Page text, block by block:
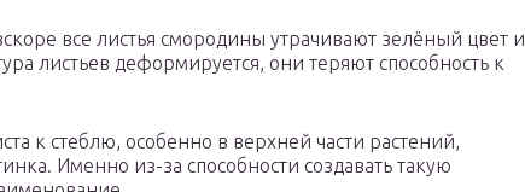
все листья смородины утрачивают зелёный цвет и
листьев деформируется, они теряют способность к
к стеблю, особенно в верхней части растений,
Именно из-за способности создавать такую